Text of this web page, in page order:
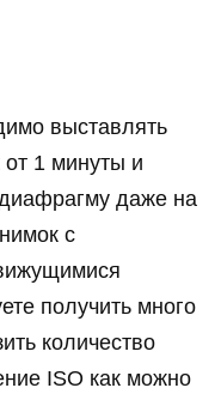
выставлять
от 1 минуты и
даже на
с
получить много
количество
ISO как можно